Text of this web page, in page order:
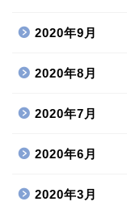
2020年9月
2020年8月
2020年7月
2020年6月
2020年3月